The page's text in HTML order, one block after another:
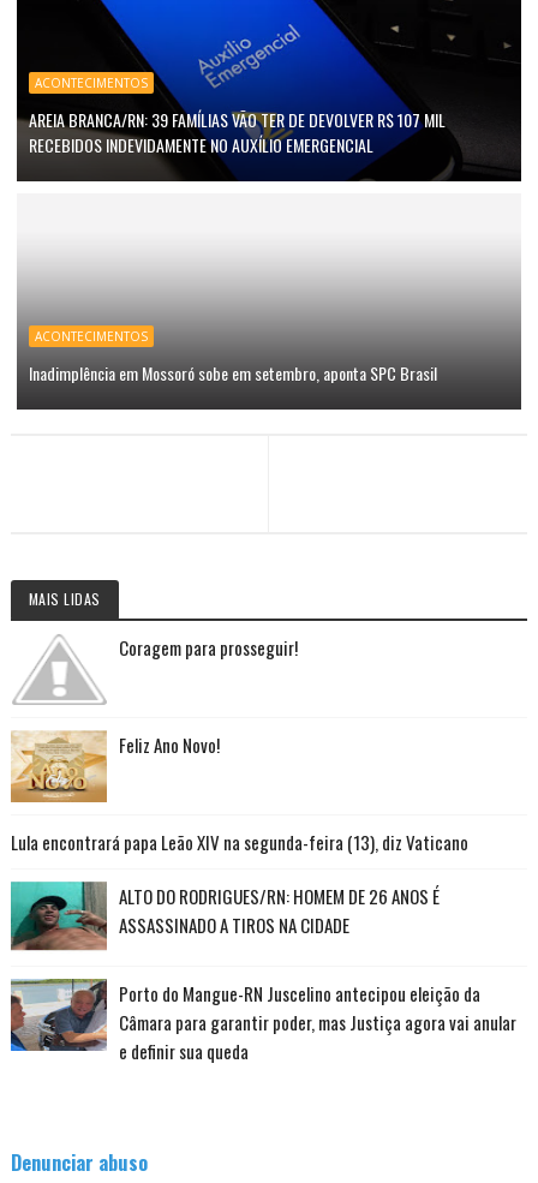
ACONTECIMENTOS
AREIA BRANCA/RN: 39 FAMÍLIAS VÃO TER DE DEVOLVER R$ 107 MIL
RECEBIDOS INDEVIDAMENTE NO AUXÍLIO EMERGENCIAL
ACONTECIMENTOS
Inadimplência em Mossoró sobe em setembro, aponta SPC Brasil
MAIS LIDAS
Coragem para prosseguir!
Feliz Ano Novo!
Lula encontrará papa Leão XIV na segunda-feira (13), diz Vaticano
ALTO DO RODRIGUES/RN: HOMEM DE 26 ANOS É
ASSASSINADO A TIROS NA CIDADE
Porto do Mangue-RN Juscelino antecipou eleição da
Câmara para garantir poder, mas Justiça agora vai anular
e definir sua queda
Denunciar abuso